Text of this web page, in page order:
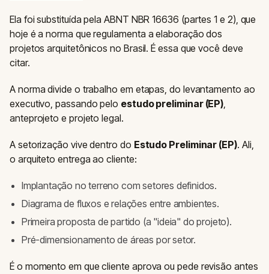
Ela foi substituída pela ABNT NBR 16636 (partes 1 e 2), que
hoje é a norma que regulamenta a elaboração dos
projetos arquitetônicos no Brasil. É essa que você deve
citar.
A norma divide o trabalho em etapas, do levantamento ao
executivo, passando pelo estudo preliminar (EP),
anteprojeto e projeto legal.
A setorização vive dentro do Estudo Preliminar (EP). Ali,
o arquiteto entrega ao cliente:
Implantação no terreno com setores definidos.
Diagrama de fluxos e relações entre ambientes.
Primeira proposta de partido (a "ideia" do projeto).
Pré-dimensionamento de áreas por setor.
É o momento em que cliente aprova ou pede revisão antes